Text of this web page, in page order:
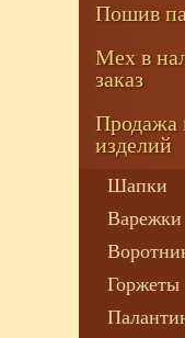
Пошив
Мех в
заказ
Продажа
изделий
Шапки
Варежки
Горжеты